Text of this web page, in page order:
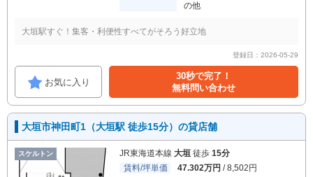
の他
大垣駅すぐ！集客・利便性すべてがそろう好立地
登録日：2026-05-29
お気に入り
30秒で完了！
無料問い合わせ
大垣市神田町1（大垣駅 徒歩15分）の貸店舗
スケルトン JR東海道本線 大垣 徒歩 15分
賃料/坪単価
47.302万円 / 8,502円